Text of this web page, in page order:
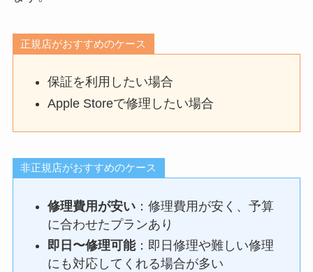
正規店がおすすめのケース
保証を利用したい場合
Apple Storeで修理したい場合
非正規店がおすすめのケース
修理費用が安い ：修理費用が安く、予算
に合わせたプランあり
即日〜修理可能：即日修理や難しい修理
にも対応してくれる場合が多い